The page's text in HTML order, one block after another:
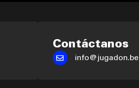
Contáctanos